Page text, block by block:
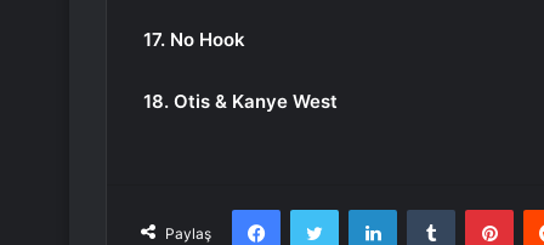
17. No Hook
18. Otis & Kanye West
Paylaş
FacebookTwitter LinkedInTumblr